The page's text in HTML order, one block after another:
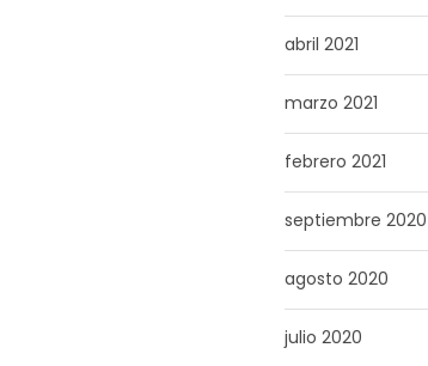
abril 2021
marzo 2021
febrero 2021
septiembre 2020
agosto 2020
julio 2020